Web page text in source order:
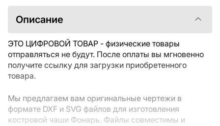
ознакомиться с описанием товара и задать все
интересующие Вас вопросы перед покупкой. Если у
свяжитесь с продавцом напрямую.
Описание
ЭТО ЦИФРОВОЙ ТОВАР - физические товары
отправляться не будут. После оплаты вы мгновенно
получите ссылку для загрузки приобретенного
товара.
Мы предлагаем вам оригинальные чертежи в
формате DXF и SVG файлов для изготовления
костровой чаши Фонарь. Файлы совместимы и